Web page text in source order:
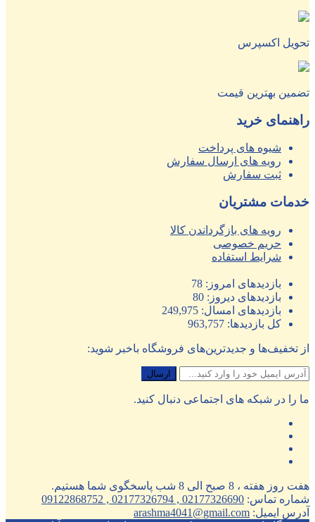
تحویل اکسپرس
تضمین بهترین قیمت
راهنمای خرید
شیوه های پرداخت
رویه های ارسال سفارش
ثبت سفارش
خدمات مشتریان
رویه های بازگرداندن کالا
حریم خصوصی
شرایط استفاده
بازدیدهای امروز: 78
بازدیدهای دیروز: 80
بازدیدهای امسال: 249,975
کل بازدیدها: 963,757
از تخفیف‌ها و جدیدترین‌های فروشگاه باخبر شوید:
ما را در شبکه های اجتماعی دنبال کنید.
هفت روز هفته ، 8 صبح الی 8 شب پاسخگوی شما هستیم.
شماره تماس: 02177326690 , 02177326794 , 09122868752
آدرس ایمیل: arashma4041@gmail.com